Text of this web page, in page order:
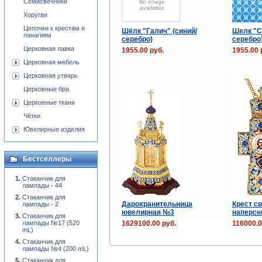
Шёлк "Галич" (синий/
серебро)
Шелк
1955.00 руб.
1955.00
Дарохранительница
ювелирная №3
Крест
1629100.00 руб.
Хоругви
Цепочки к крестам и
панагиям
Церковная лавка
Церковная мебель
Церковная утварь
Церковные бра
Церковные ткани
Чётки
Ювелирные изделия
Бестселлеры
Стаканчик для
лампады - 44
Стаканчик для
лампады - 2
Стаканчик для
лампады №17 (520
mL)
Стаканчик для
лампады №4 (200 mL)
Стаканчик для